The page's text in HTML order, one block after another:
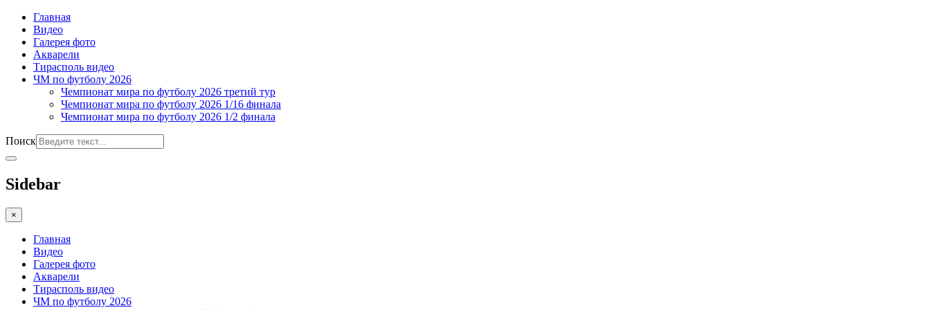
Главная
Видео
Галерея фото
Акварели
Тирасполь видео
ЧМ по футболу 2026
Чемпионат мира по футболу 2026 третий тур
Чемпионат мира по футболу 2026 1/16 финала
Чемпионат мира по футболу 2026 1/2 финала
Поиск
Sidebar
×
Главная
Видео
Галерея фото
Акварели
Тирасполь видео
ЧМ по футболу 2026